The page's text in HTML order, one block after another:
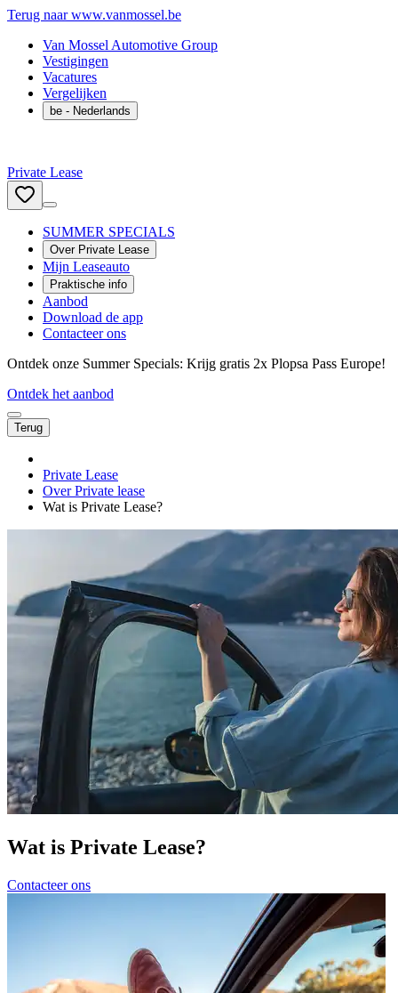
Terug naar www.vanmossel.be
Van Mossel Automotive Group
Vestigingen
Vacatures
Vergelijken
be - Nederlands
Private Lease
SUMMER SPECIALS
Over Private Lease
Mijn Leaseauto
Praktische info
Aanbod
Download de app
Contacteer ons
Ontdek onze Summer Specials: Krijg gratis 2x Plopsa Pass Europe!
Ontdek het aanbod
Terug
Private Lease
Over Private lease
Wat is Private Lease?
Wat is Private Lease?
Contacteer ons